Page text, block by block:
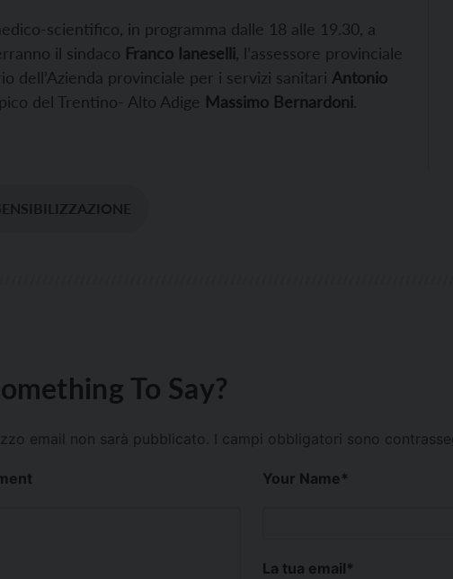
scientifico, in programma dalle 18 alle 19.30, a
il sindaco Franco Ianeselli, l’assessore provinciale
dell’Azienda provinciale per i servizi sanitari Antonio
del Trentino- Alto Adige Massimo Bernardoni.
To Say?
email non sarà pubblicato. I campi obbligatori sono
Your Name*
La tua email*